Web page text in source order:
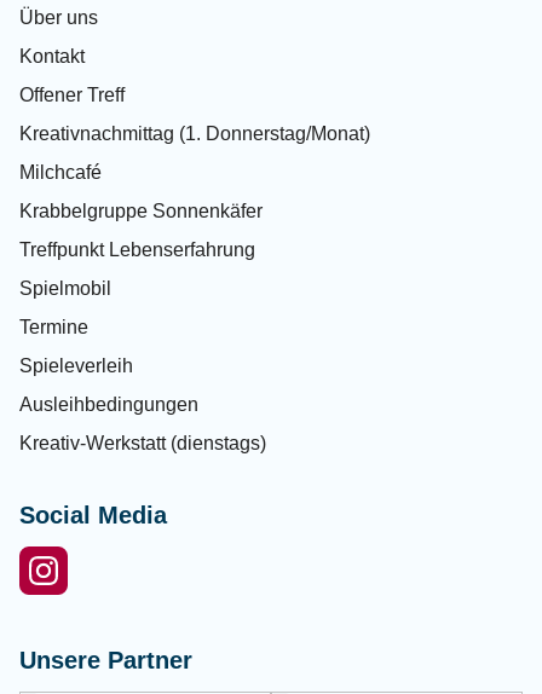
Über uns
Kontakt
Offener Treff
Kreativnachmittag (1. Donnerstag/Monat)
Milchcafé
Krabbelgruppe Sonnenkäfer
Treffpunkt Lebenserfahrung
Spielmobil
Termine
Spieleverleih
Ausleihbedingungen
Kreativ-Werkstatt (dienstags)
Social Media
Unsere Partner